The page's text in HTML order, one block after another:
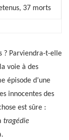
37 morts
? Parviendra-t-elle
voie à des
épisode d’une
innocentes des
est sûre :
tragédie